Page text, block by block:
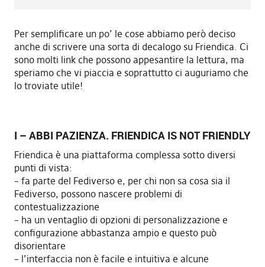
Per semplificare un po’ le cose abbiamo però deciso
anche di scrivere una sorta di decalogo su Friendica. Ci
sono molti link che possono appesantire la lettura, ma
speriamo che vi piaccia e soprattutto ci auguriamo che
lo troviate utile!
I – ABBI PAZIENZA. FRIENDICA IS NOT FRIENDLY
Friendica è una piattaforma complessa sotto diversi
punti di vista:
– fa parte del Fediverso e, per chi non sa cosa sia il
Fediverso, possono nascere problemi di
contestualizzazione
– ha un ventaglio di opzioni di personalizzazione e
configurazione abbastanza ampio e questo può
disorientare
– l’interfaccia non è facile e intuitiva e alcune